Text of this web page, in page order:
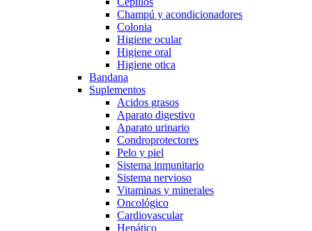
Champú y acondicionadores
Colonia
Higiene ocular
Higiene oral
Higiene otica
Bandana
Suplementos
Acidos grasos
Aparato digestivo
Aparato urinario
Condroprotectores
Pelo y piel
Sistema inmunitario
Sistema nervioso
Vitaminas y minerales
Oncológico
Cardiovascular
Hepático